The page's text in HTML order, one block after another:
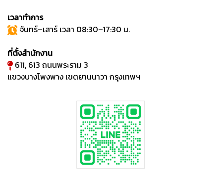
เวลาทำการ
จันทร์–เสาร์ เวลา 08:30–17:30 น.
ที่ตั้งสำนักงาน
611, 613 ถนนพระราม 3
แขวงบางโพงพาง เขตยานนาวา กรุงเทพฯ